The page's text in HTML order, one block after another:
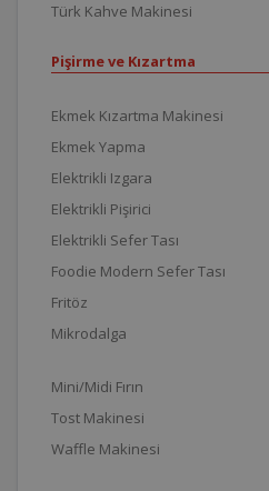
Türk Kahve Makinesi
Pişirme ve Kızartma
Ekmek Kızartma Makinesi
Ekmek Yapma
Elektrikli Izgara
Elektrikli Pişirici
Elektrikli Sefer Tası
Foodie Modern Sefer Tası
Fritöz
Mikrodalga
Mini/Midi Fırın
Tost Makinesi
Waffle Makinesi